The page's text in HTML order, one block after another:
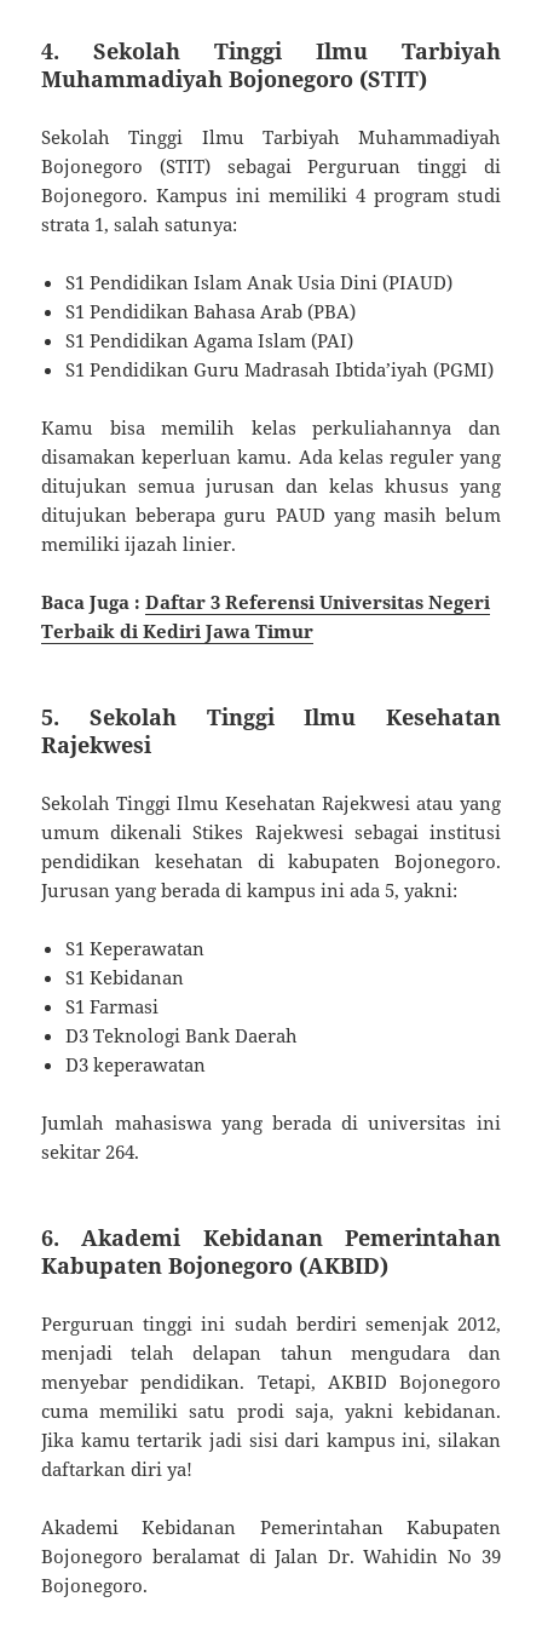
4. Sekolah Tinggi Ilmu Tarbiyah
Muhammadiyah Bojonegoro (STIT)
Sekolah Tinggi Ilmu Tarbiyah Muhammadiyah
Bojonegoro (STIT) sebagai Perguruan tinggi di
Bojonegoro. Kampus ini memiliki 4 program studi
strata 1, salah satunya:
S1 Pendidikan Islam Anak Usia Dini (PIAUD)
S1 Pendidikan Bahasa Arab (PBA)
S1 Pendidikan Agama Islam (PAI)
S1 Pendidikan Guru Madrasah Ibtida’iyah (PGMI)
Kamu bisa memilih kelas perkuliahannya dan
disamakan keperluan kamu. Ada kelas reguler yang
ditujukan semua jurusan dan kelas khusus yang
ditujukan beberapa guru PAUD yang masih belum
memiliki ijazah linier.
Baca Juga :Daftar 3 Referensi Universitas Negeri
Terbaik di Kediri Jawa Timur
5. Sekolah Tinggi Ilmu Kesehatan
Rajekwesi
Sekolah Tinggi Ilmu Kesehatan Rajekwesi atau yang
umum dikenali Stikes Rajekwesi sebagai institusi
pendidikan kesehatan di kabupaten Bojonegoro.
Jurusan yang berada di kampus ini ada 5, yakni:
S1 Keperawatan
S1 Kebidanan
S1 Farmasi
D3 Teknologi Bank Daerah
D3 keperawatan
Jumlah mahasiswa yang berada di universitas ini
sekitar 264.
6. Akademi Kebidanan Pemerintahan
Kabupaten Bojonegoro (AKBID)
Perguruan tinggi ini sudah berdiri semenjak 2012,
menjadi telah delapan tahun mengudara dan
menyebar pendidikan. Tetapi, AKBID Bojonegoro
cuma memiliki satu prodi saja, yakni kebidanan.
Jika kamu tertarik jadi sisi dari kampus ini, silakan
daftarkan diri ya!
Akademi Kebidanan Pemerintahan Kabupaten
Bojonegoro beralamat di Jalan Dr. Wahidin No 39
Bojonegoro.